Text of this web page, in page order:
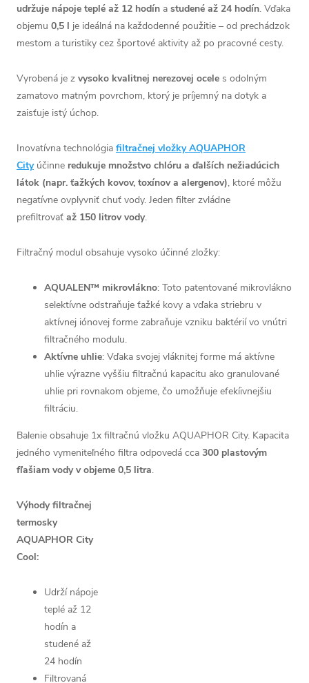
udržuje nápoje teplé až 12 hodín a studené až 24 hodín. Vďaka
objemu 0,5 l je ideálná na každodenné použitie – od prechádzok
mestom a turistiky cez športové aktivity až po pracovné cesty.
Vyrobená je z vysoko kvalitnej nerezovej ocele s odolným
zamatovo matným povrchom, ktorý je príjemný na dotyk a
zaisťuje istý úchop.
Inovatívna technológia filtračnej vložky AQUAPHOR
Cityúčinne redukuje množstvo chlóru a ďalších nežiadúcich
látok (napr. ťažkých kovov, toxínov a alergenov), ktoré môžu
negatívne ovplyvniť chuť vody. Jeden filter zvládne
prefiltrovať až 150 litrov vody.
Filtračný modul obsahuje vysoko účinné zložky:
AQUALEN™ mikrovlákno: Toto patentované mikrovlákno
selektívne odstraňuje ťažké kovy a vďaka striebru v
aktívnej iónovej forme zabraňuje vzniku baktérií vo vnútri
filtračného modulu.
Aktívne uhlie: Vďaka svojej vláknitej forme má aktívne
uhlie výrazne vyššiu filtračnú kapacitu ako granulované
uhlie pri rovnakom objeme, čo umožňuje efekíivnejšiu
filtráciu.
Balenie obsahuje 1x filtračnú vložku AQUAPHOR City. Kapacita
jedného vymeniteľného filtra odpovedá cca 300 plastovým
fľašiam vody v objeme 0,5 litra.
Výhody filtračnej
termosky
AQUAPHOR City
Cool:
Udrží nápoje
teplé až 12
hodín a
studené až
24 hodín
Filtrovaná